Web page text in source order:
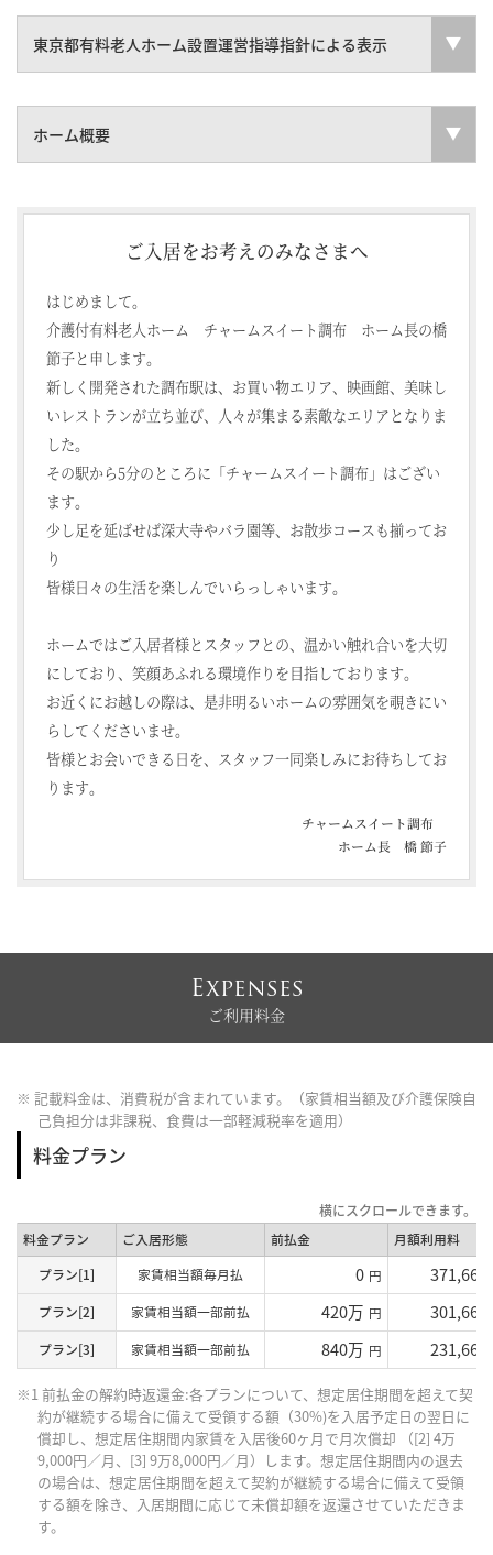
東京都有料老人ホーム設置運営指導指針による表示
ホーム概要
ご入居をお考えのみなさまへ
はじめまして。
介護付有料老人ホーム チャームスイート調布 ホーム長の橋
節子と申します。
新しく開発された調布駅は、お買い物エリア、映画館、美味し
いレストランが立ち並び、人々が集まる素敵なエリアとなりま
した。
その駅から5分のところに「チャームスイート調布」はござい
ます。
少し足を延ばせば深大寺やバラ園等、お散歩コースも揃ってお
り
皆様日々の生活を楽しんでいらっしゃいます。
ホームではご入居者様とスタッフとの、温かい触れ合いを大切
にしており、笑顔あふれる環境作りを目指しております。
お近くにお越しの際は、是非明るいホームの雰囲気を覗きにい
らしてくださいませ。
皆様とお会いできる日を、スタッフ一同楽しみにお待ちしてお
ります。
チャームスイート調布
ホーム長 橋 節子
Expenses
ご利用料金
※ 記載料金は、消費税が含まれています。（家賃相当額及び介護保険自
己負担分は非課税、食費は一部軽減税率を適用）
料金プラン
料金プラン ご入居形態 前払金
月額利用料
プラン[1]
家賃相当額毎月払 0 円 371,660
プラン[2]
家賃相当額一部前払 420万 円 301,660
プラン[3]
家賃相当額一部前払 840万 円 231,660
※1 前払金の解約時返還金:各プランについて、想定居住期間を超えて契
約が継続する場合に備えて受領する額（30%)を入居予定日の翌日に
償却し、想定居住期間内家賃を入居後60ヶ月で月次償却 （[2] 4万
9,000円／月、[3] 9万8,000円／月）します。想定居住期間内の退去
の場合は、想定居住期間を超えて契約が継続する場合に備えて受領
する額を除き、入居期間に応じて未償却額を返還させていただきま
す。